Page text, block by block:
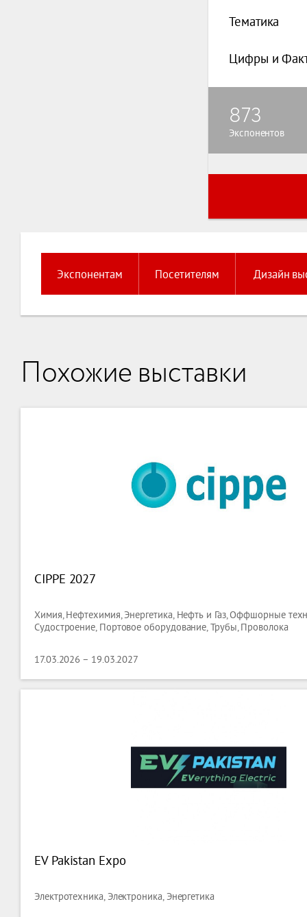
Тематика
Цифры и
873
Экспонентов
Экспонентам Посетителям Дизайн
Похожие выставки
CIPPE 2027
Химия, Нефтехимия, Энергетика, Нефть и Газ, Оффшорные
Судостроение, Портовое оборудование, Трубы, Проволока
17.03.2026 – 19.03.2027
EV Pakistan Expo
Электротехника, Электроника, Энергетика